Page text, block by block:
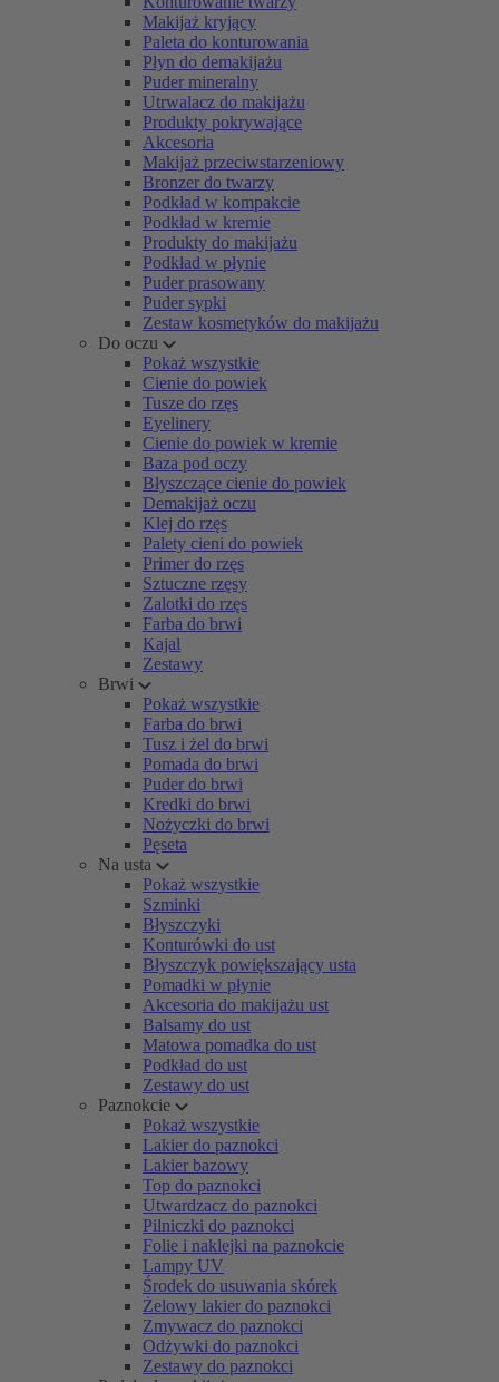
Makijaż kryjący
Paleta do konturowania
Płyn do demakijażu
Puder mineralny
Utrwalacz do makijażu
Produkty pokrywające
Akcesoria
Makijaż przeciwstarzeniowy
Bronzer do twarzy
Podkład w kompakcie
Podkład w kremie
Produkty do makijażu
Podkład w płynie
Puder prasowany
Puder sypki
Zestaw kosmetyków do makijażu
Do oczu
Pokaż wszystkie
Cienie do powiek
Tusze do rzęs
Eyelinery
Cienie do powiek w kremie
Baza pod oczy
Błyszczące cienie do powiek
Demakijaż oczu
Klej do rzęs
Palety cieni do powiek
Primer do rzęs
Sztuczne rzęsy
Zalotki do rzęs
Farba do brwi
Kajal
Zestawy
Brwi
Pokaż wszystkie
Farba do brwi
Tusz i żel do brwi
Pomada do brwi
Puder do brwi
Kredki do brwi
Nożyczki do brwi
Pęseta
Na usta
Pokaż wszystkie
Szminki
Błyszczyki
Konturówki do ust
Błyszczyk powiększający usta
Pomadki w płynie
Akcesoria do makijażu ust
Balsamy do ust
Matowa pomadka do ust
Podkład do ust
Zestawy do ust
Paznokcie
Pokaż wszystkie
Lakier do paznokci
Lakier bazowy
Top do paznokci
Utwardzacz do paznokci
Pilniczki do paznokci
Folie i naklejki na paznokcie
Lampy UV
Środek do usuwania skórek
Żelowy lakier do paznokci
Zmywacz do paznokci
Odżywki do paznokci
Zestawy do paznokci